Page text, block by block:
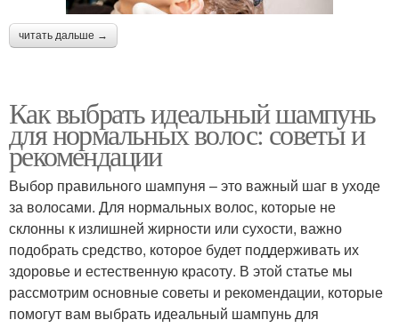
читать дальше →
Как выбрать идеальный шампунь
для нормальных волос: советы и
рекомендации
Выбор правильного шампуня – это важный шаг в уходе
за волосами. Для нормальных волос, которые не
склонны к излишней жирности или сухости, важно
подобрать средство, которое будет поддерживать их
здоровье и естественную красоту. В этой статье мы
рассмотрим основные советы и рекомендации, которые
помогут вам выбрать идеальный шампунь для